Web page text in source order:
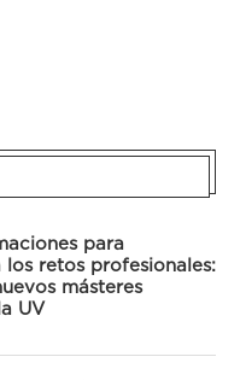
para
los retos profesionales:
másteres
UV